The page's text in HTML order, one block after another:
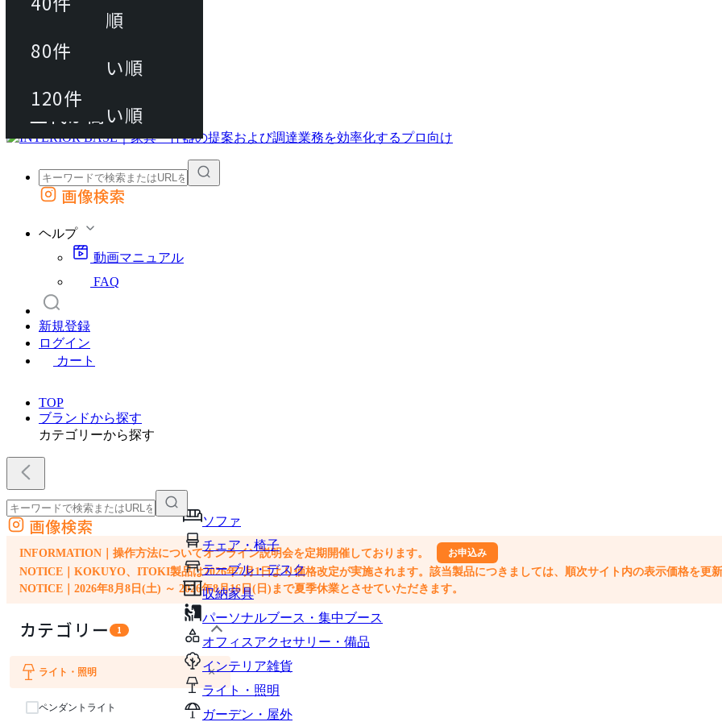
動画マニュアル
FAQ
カート
外部サイトの商品をカートに追加
画像検索
ヘルプ
動画マニュアル
FAQ
新規登録
ログイン
カート
TOP
ブランドから探す
カテゴリーから探す
ソファ
チェア・椅子
テーブル・デスク
収納家具
パーソナルブース・集中ブース
オフィスアクセサリー・備品
インテリア雑貨
ライト・照明
ガーデン・屋外
外部サイトの商品をカートに追加
他のサイトで見つけた商品ページのURLを貼り付けて、カートに追加できます
画像検索
INFORMATION｜操作方法についてオンライン説明会を定期開催しております。 お申込み
NOTICE｜KOKUYO、ITOKI製品は2026年7月1日より価格改定が実施されます。該当製品につきましては、順次サイト内の表示価格を更新
NOTICE｜2026年8月8日(土) ～ 2026年8月16日(日)まで夏季休業とさせていただきます。
カテゴリー 1
ライト・照明 ×
ペンダントライト
80件
120件
おすすめ順
上代が安い順
上代が高い順
80件
120件